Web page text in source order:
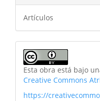
Artículos
Esta obra está bajo
Creative Commons
https://